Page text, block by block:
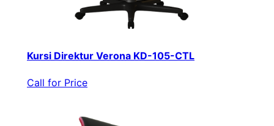
Kursi Direktur Verona KD-105-CTL
Call for Price